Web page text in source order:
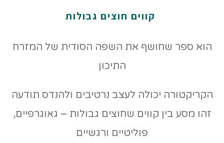
קווים חוצים גבולות
הוא ספר שחושף את השפה הסודית של המזרח
התיכון
הקריקטורה יכולה לעצב נרטיבים ולהנדס תודעה
זהו מסע בין קווים שחוצים גבולות – גאוגרפיים,
פוליטיים ורגשיים